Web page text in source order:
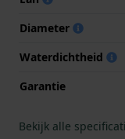
Diameter
Waterdichtheid
Garantie
Bekijk alle